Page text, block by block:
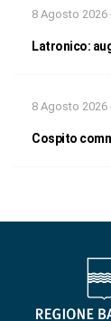
8 Agosto 2026
Latronico:
8 Agosto 2026
Cospito